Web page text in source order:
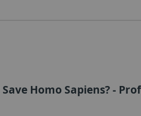
Homo Sapiens? -